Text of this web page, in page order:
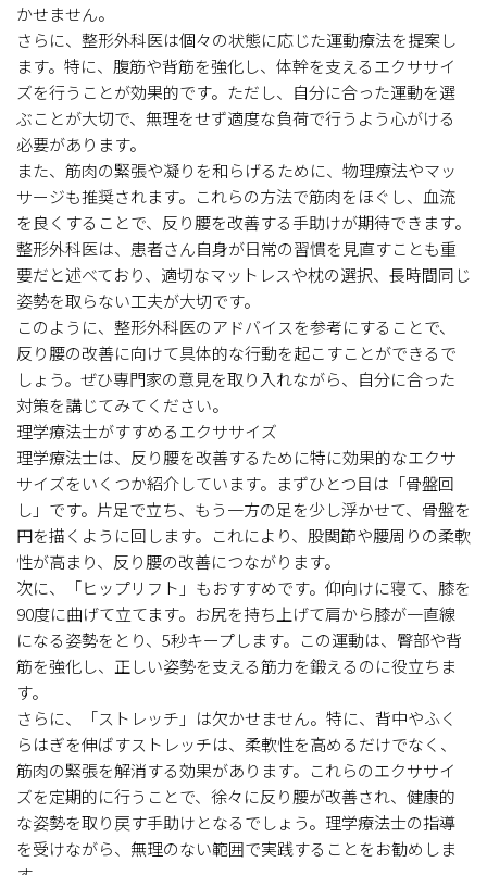
かせません。
さらに、整形外科医は個々の状態に応じた運動療法を提案し
ます。特に、腹筋や背筋を強化し、体幹を支えるエクササイ
ズを行うことが効果的です。ただし、自分に合った運動を選
ぶことが大切で、無理をせず適度な負荷で行うよう心がける
必要があります。
また、筋肉の緊張や凝りを和らげるために、物理療法やマッ
サージも推奨されます。これらの方法で筋肉をほぐし、血流
を良くすることで、反り腰を改善する手助けが期待できます。
整形外科医は、患者さん自身が日常の習慣を見直すことも重
要だと述べており、適切なマットレスや枕の選択、長時間同じ
姿勢を取らない工夫が大切です。
このように、整形外科医のアドバイスを参考にすることで、
反り腰の改善に向けて具体的な行動を起こすことができるで
しょう。ぜひ専門家の意見を取り入れながら、自分に合った
対策を講じてみてください。
理学療法士がすすめるエクササイズ
理学療法士は、反り腰を改善するために特に効果的なエクサ
サイズをいくつか紹介しています。まずひとつ目は「骨盤回
し」です。片足で立ち、もう一方の足を少し浮かせて、骨盤を
円を描くように回します。これにより、股関節や腰周りの柔軟
性が高まり、反り腰の改善につながります。
次に、「ヒップリフト」もおすすめです。仰向けに寝て、膝を
90度に曲げて立てます。お尻を持ち上げて肩から膝が一直線
になる姿勢をとり、5秒キープします。この運動は、臀部や背
筋を強化し、正しい姿勢を支える筋力を鍛えるのに役立ちま
す。
さらに、「ストレッチ」は欠かせません。特に、背中やふく
らはぎを伸ばすストレッチは、柔軟性を高めるだけでなく、
筋肉の緊張を解消する効果があります。これらのエクササイ
ズを定期的に行うことで、徐々に反り腰が改善され、健康的
な姿勢を取り戻す手助けとなるでしょう。理学療法士の指導
を受けながら、無理のない範囲で実践することをお勧めしま